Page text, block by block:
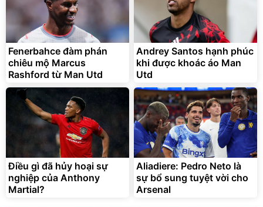
Fenerbahce đàm phán
chiêu mộ Marcus
Rashford từ Man Utd
Andrey Santos hạnh phúc
khi được khoác áo Man
Utd
Điều gì đã hủy hoại sự
nghiệp của Anthony
Martial?
Aliadiere: Pedro Neto là
sự bổ sung tuyệt vời cho
Arsenal